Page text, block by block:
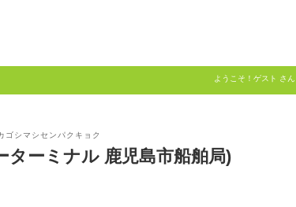
ようこそ！ ゲスト さん
ゴシマシセンパクキョク
ターミナル 鹿児島市船舶局)